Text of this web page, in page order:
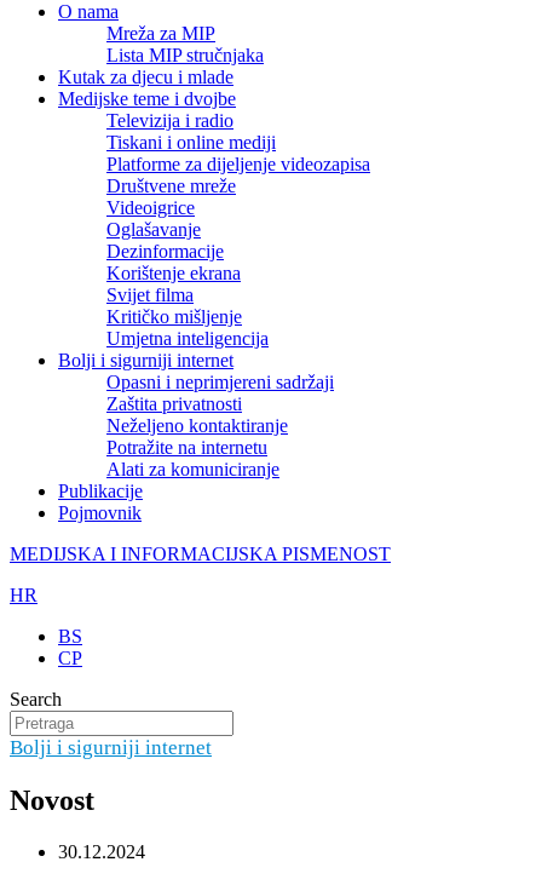
O nama
Mreža za MIP
Lista MIP stručnjaka
Kutak za djecu i mlade
Medijske teme i dvojbe
Televizija i radio
Tiskani i online mediji
Platforme za dijeljenje videozapisa
Društvene mreže
Videoigrice
Oglašavanje
Dezinformacije
Korištenje ekrana
Svijet filma
Kritičko mišljenje
Umjetna inteligencija
Bolji i sigurniji internet
Opasni i neprimjereni sadržaji
Zaštita privatnosti
Neželjeno kontaktiranje
Potražite na internetu
Alati za komuniciranje
Publikacije
Pojmovnik
MEDIJSKA I INFORMACIJSKA PISMENOST
HR
BS
CP
Search
Bolji i sigurniji internet
Novost
30.12.2024